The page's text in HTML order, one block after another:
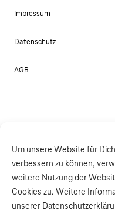
Um unsere Website für
verbessern zu können,
weitere Nutzung der
Cookies zu. Weitere
unserer
Impressum
Datenschutz
AGB